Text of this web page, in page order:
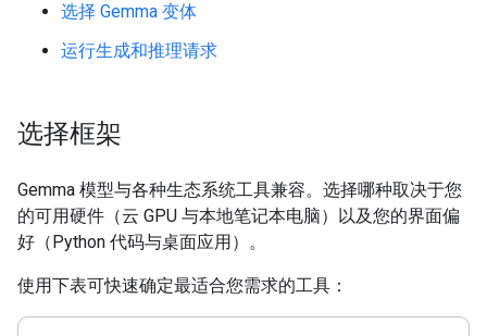
选择 Gemma 变体
运行生成和推理请求
选择框架
Gemma 模型与各种生态系统工具兼容。选择哪种取决于您
的可用硬件（云 GPU 与本地笔记本电脑）以及您的界面偏
好（Python 代码与桌面应用）。
使用下表可快速确定最适合您需求的工具：